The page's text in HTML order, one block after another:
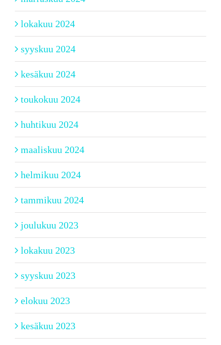
lokakuu 2024
syyskuu 2024
kesäkuu 2024
toukokuu 2024
huhtikuu 2024
maaliskuu 2024
helmikuu 2024
tammikuu 2024
joulukuu 2023
lokakuu 2023
syyskuu 2023
elokuu 2023
kesäkuu 2023